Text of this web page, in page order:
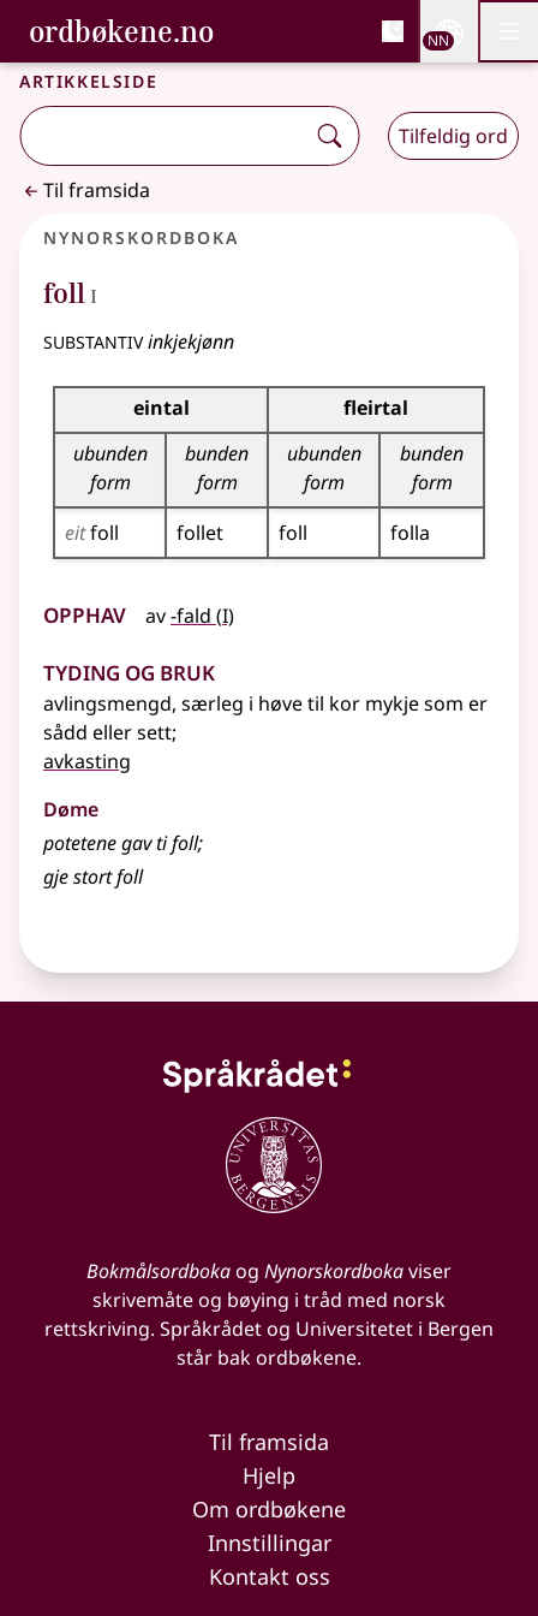
Gå til hovudinnhald
Tilgjenge
ordbøkene.no, Bokmålsordboka og
Bokmålsordboka og Nynorskordboka
NN
Artikkelside
Tilfeldig ord
Til framsida
Nynorskordboka
foll 1
I
substantivinkjekjønn
Bøyningstabell for dette substantivet
eintal
fleirtal
ubunden
form
bunden
form
ubunden
form
bunden
form
eitfoll follet foll folla
Opphav av-fald (1
I)
Tyding og bruk
avlingsmengd, særleg i høve til kor mykje som er
sådd ellersett;
avkasting
Døme
potetene gav ti foll;
gje stort foll
Bokmålsordbokaog Nynorskordbokaviser
skrivemåte og bøying i tråd med norsk
rettskriving. Språkrådet og Universitetet i Bergen
står bak ordbøkene.
Til framsida
Hjelp
Om ordbøkene
Innstillingar
Kontakt oss